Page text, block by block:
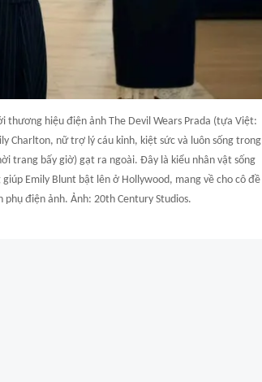
hiệu điện ảnh The Devil Wears Prada (tựa Việt:
Charlton, nữ trợ lý cáu kỉnh, kiệt sức và luôn sống trong
trang bấy giờ) gạt ra ngoài. Đây là kiểu nhân vật sống
Emily Blunt bật lên ở Hollywood, mang về cho cô đề
điện ảnh. Ảnh: 20th Century Studios.